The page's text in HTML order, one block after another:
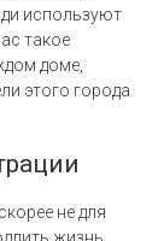
используют
такое
доме,
этого города
не для